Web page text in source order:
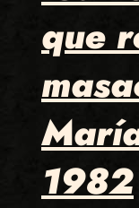
que
1982